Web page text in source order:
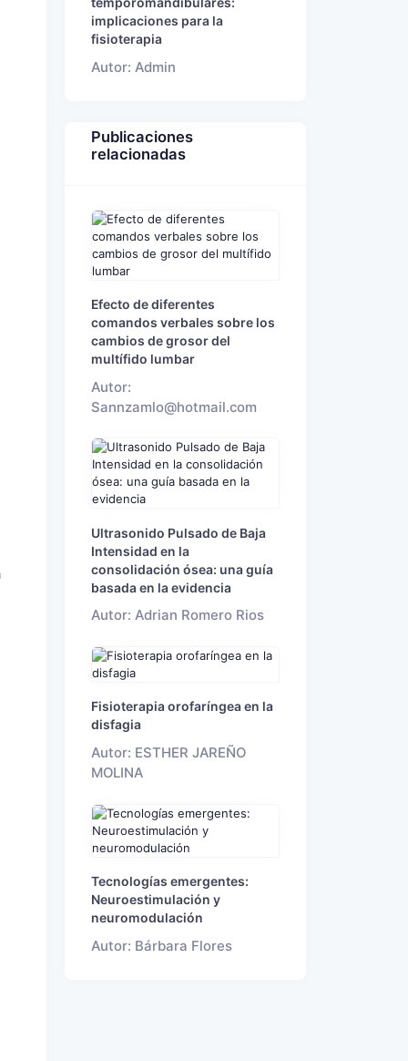
implicaciones para la
fisioterapia
Autor: Admin
Publicaciones
relacionadas
Efecto de diferentes
comandos verbales sobre los
cambios de grosor del
multífido lumbar
Autor:
Sannzamlo@hotmail.com
Ultrasonido Pulsado de Baja
Intensidad en la
consolidación ósea: una guía
basada en la evidencia
Autor: Adrian Romero Rios
Fisioterapia orofaríngea en la
disfagia
Autor: ESTHER JAREÑO
MOLINA
Tecnologías emergentes:
Neuroestimulación y
neuromodulación
Autor: Bárbara Flores